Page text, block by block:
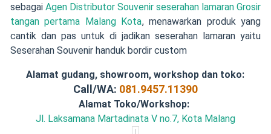
sebagai Agen Distributor Souvenir seserahan lamaran Grosir
tangan pertama Malang Kota, menawarkan produk yang
cantik dan pas untuk di jadikan seserahan lamaran yaitu
Seserahan Souvenir handuk bordir custom
Alamat gudang, showroom, workshop dan toko:
Call/WA: 081.9457.11390
Alamat Toko/Workshop:
Jl. Laksamana Martadinata V no.7, Kota Malang